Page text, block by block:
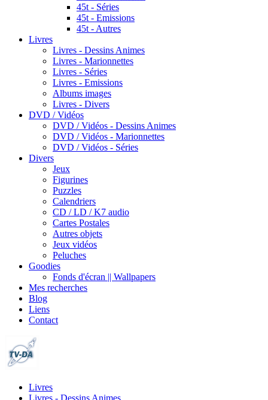
45t - Séries
45t - Emissions
45t - Autres
Livres
Livres - Dessins Animes
Livres - Marionnettes
Livres - Séries
Livres - Emissions
Albums images
Livres - Divers
DVD / Vidéos
DVD / Vidéos - Dessins Animes
DVD / Vidéos - Marionnettes
DVD / Vidéos - Séries
Divers
Jeux
Figurines
Puzzles
Calendriers
CD / LD / K7 audio
Cartes Postales
Autres objets
Jeux vidéos
Peluches
Goodies
Fonds d'écran || Wallpapers
Mes recherches
Blog
Liens
Contact
Livres
Livres - Dessins Animes